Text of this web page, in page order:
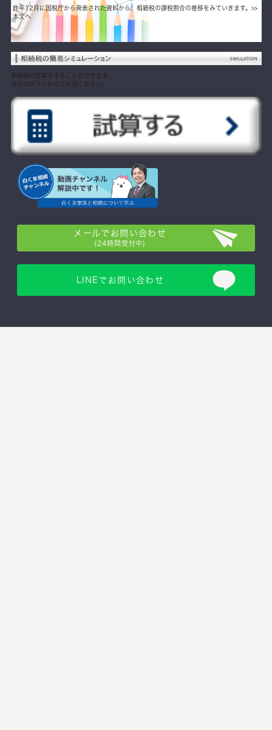
昨年12月に国税庁から発表された資料から、相続税の課税割合の推移をみていきます。 >>
本文へ
相続税の試算をすることができます。
以下のボタンからご利用ください。
メールでお問い合わせ
(24時間受付中)
LINEでお問い合わせ